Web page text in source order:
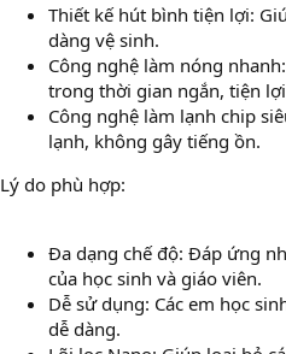
Thiết kế hút bình tiện lợi:
dàng vệ sinh.
Công nghệ làm nóng
trong thời gian ngắn, tiện
Công nghệ làm lạnh chip
lạnh, không gây tiếng ồn.
Lý do phù hợp:
Đa dạng chế độ: Đáp ứng
của học sinh và giáo viên.
Dễ sử dụng: Các em học
dễ dàng.